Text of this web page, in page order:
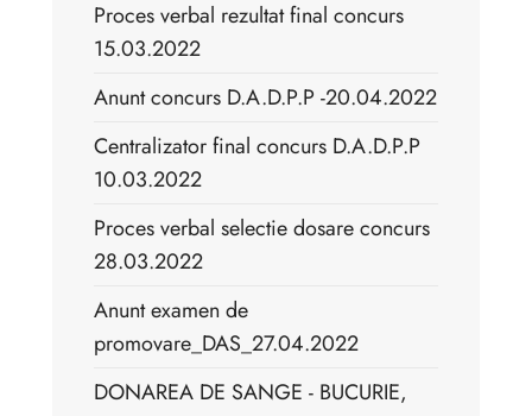
Proces verbal rezultat final concurs
15.03.2022
Anunt concurs D.A.D.P.P -20.04.2022
Centralizator final concurs D.A.D.P.P
10.03.2022
Proces verbal selectie dosare concurs
28.03.2022
Anunt examen de
promovare_DAS_27.04.2022
DONAREA DE SANGE - BUCURIE,